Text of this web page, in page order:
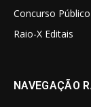
Concurso Público
Raio-X Editais
NAVEGAÇÃO